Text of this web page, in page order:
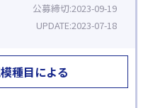
公募締切 2023-09-19
UPDATE2023-07-18
種目による